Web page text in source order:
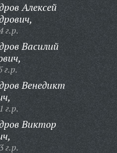
Алексей
г.р.
Василий
г.р.
Венедикт
г.р.
Виктор
г.р.